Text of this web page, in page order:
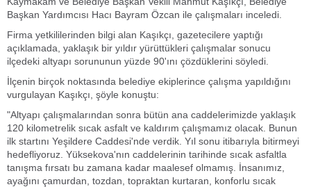
Başkan Yardımcısı Hacı Bayram Özcan ile çalışmaları inceledi.
Firma yetkililerinden bilgi alan Kaşıkçı, gazetecilere yaptığı
açıklamada, yaklaşık bir yıldır yürüttükleri çalışmalar sonucu
ilçedeki altyapı sorununun yüzde 90'ını çözdüklerini söyledi.
İlçenin birçok noktasında belediye ekiplerince çalışma yapıldığını
vurgulayan Kaşıkçı, şöyle konuştu:
"Altyapı çalışmalarından sonra bütün ana caddelerimizde yaklaşık
120 kilometrelik sıcak asfalt ve kaldırım çalışmamız olacak. Bunun
ilk startını Yeşildere Caddesi'nde verdik. Yıl sonu itibarıyla bitirmeyi
hedefliyoruz. Yüksekova'nın caddelerinin tarihinde sıcak asfaltla
tanışma fırsatı bu zamana kadar maalesef olmamış. İnsanımız,
ayağını çamurdan, tozdan, topraktan kurtaran, konforlu sıcak